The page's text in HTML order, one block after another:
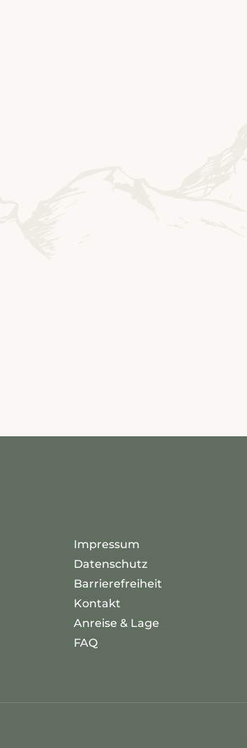
Impressum
Datenschutz
Barrierefreiheit
Kontakt
Anreise & Lage
FAQ